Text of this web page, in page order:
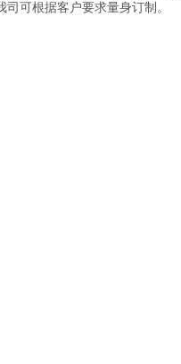
可根据客户要求量身订制。